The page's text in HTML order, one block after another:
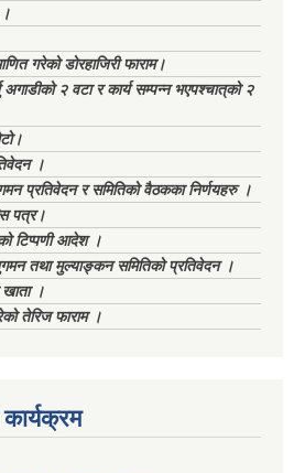
।
गरेको डोरहाजिरी फाराम।
अगाडीको २ वटा र कार्य सम्पन्न भएपश्चात्‌को २
।
प्रतिवेदन र समितिको वैठकका निर्णयहरु ।
पत्र।
टिप्पणी आदेश ।
तथा मुल्याङ्कन समितिको प्रतिवेदन ।
।
तेरिज फाराम ।